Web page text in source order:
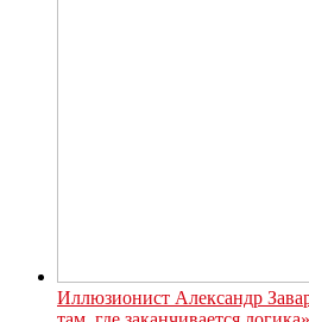
Иллюзионист Александр